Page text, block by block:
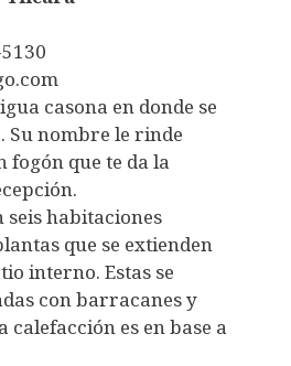
casona en donde se
Su nombre le rinde
fogón que te da la
seis habitaciones
que se extienden
interno. Estas se
con barracanes y
calefacción es en base a